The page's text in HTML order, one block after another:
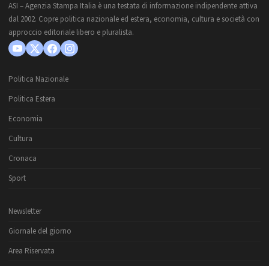
ASI – Agenzia Stampa Italia è una testata di informazione indipendente attiva
dal 2002. Copre politica nazionale ed estera, economia, cultura e società con
approccio editoriale libero e pluralista.
Politica Nazionale
Politica Estera
Economia
Cultura
Cronaca
Sport
Newsletter
Giornale del giorno
Area Riservata